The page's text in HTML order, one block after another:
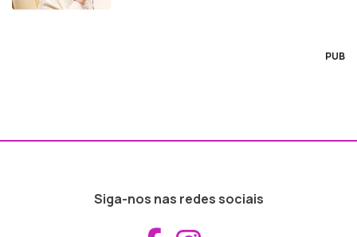
PUB
Siga-nos nas redes sociais